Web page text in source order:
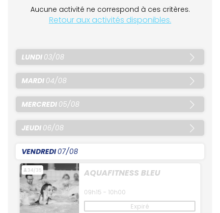
LUNDI 03/08
MARDI 04/08
MERCREDI 05/08
JEUDI 06/08
VENDREDI07/08
34/35 AQUAFITNESS BLEU
09h15 - 10h00
Expiré
Aucune activité ne correspond à ces critères.
Retour aux activités disponibles.